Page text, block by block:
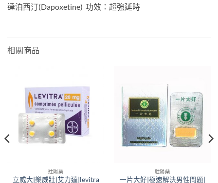
達泊西汀(Dapoxetine) 功效：超強延時
相關商品
壯陽藥
立威大|樂威壯|艾力達|levitra
壯陽藥
一片大好|極速解決男性問題|